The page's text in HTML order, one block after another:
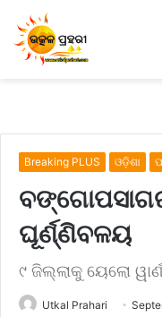
Breaking PLUS ଓଡ଼ିଶା
ଘୂର୍ଣ୍ଣିବଳୟ
୯ ଜିଲ୍ଲାକୁ ୟେଲୋ
Utkal Prahari